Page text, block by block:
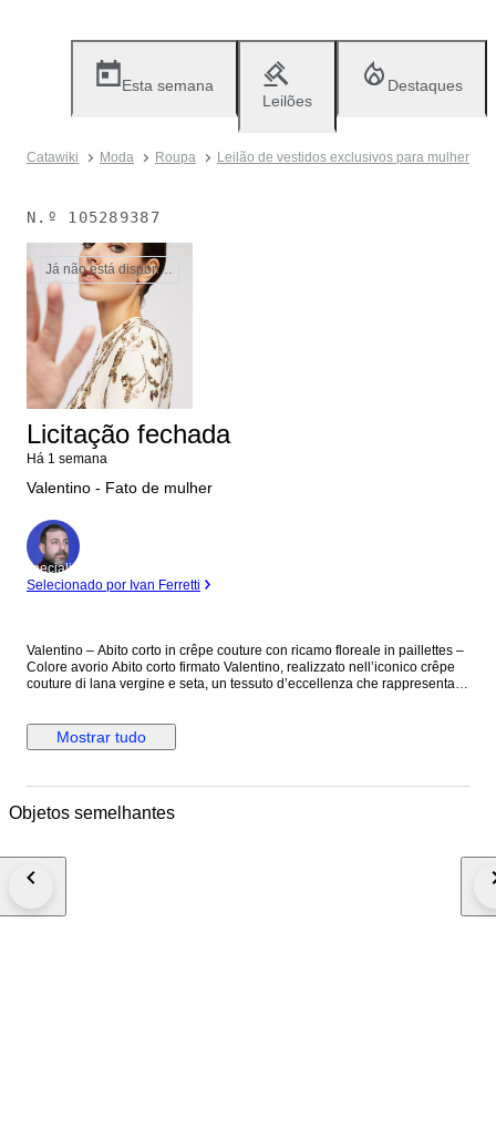
Esta semana
Leilões
Destaques
Catawiki Moda Roupa Leilão de vestidos exclusivos para mulher
N.º 105289387
Já não está disponível
Licitação fechada
Há 1 semana
Valentino - Fato de mulher
Especialista
Selecionado por Ivan Ferretti
Valentino – Abito corto in crêpe couture con ricamo floreale in paillettes –
Colore avorio Abito corto firmato Valentino, realizzato nell’iconico crêpe
couture di lana vergine e seta, un tessuto d’eccellenza che rappresenta
arricchita da un ricercato ricamo floreale realizzato interamente a mano
con paillettes color oro che si sviluppano sul corpetto, sulle maniche e sul
completamente foderato, per un comfort e una struttura impeccabili. Capo
(misure disponibili su richiesta) Prezzo retail €3545 Mai indossato.
Mostrar tudo
Objetos semelhantes